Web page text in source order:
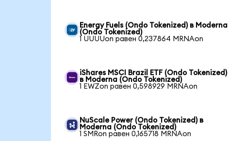
Energy Fuels (Ondo Tokenized) в Moderna
(Ondo Tokenized)
1 UUUUon равен 0,237864 MRNAon
iShares MSCI Brazil ETF (Ondo Tokenized)
в Moderna (Ondo Tokenized)
1 EWZon равен 0,598929 MRNAon
NuScale Power (Ondo Tokenized) в
Moderna (Ondo Tokenized)
1 SMRon равен 0,165718 MRNAon